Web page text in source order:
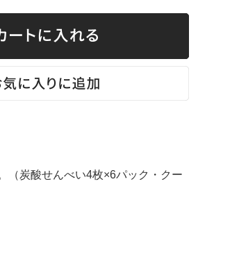
（炭酸せんべい4枚×6パック・クー